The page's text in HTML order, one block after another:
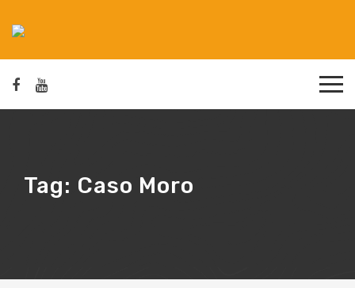
Tag: Caso Moro